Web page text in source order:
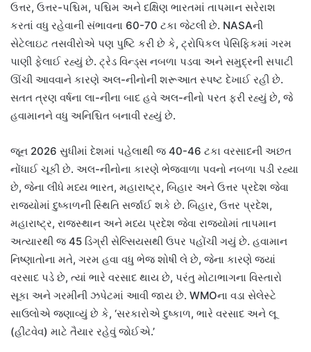
ઉત્તર, ઉત્તર-પશ્ચિમ, પશ્ચિમ અને દક્ષિણ ભારતમાં તાપમાન સરેરાશ
કરતાં વધુ રહેવાની સંભાવના 60-70 ટકા જેટલી છે. NASAની
સેટેલાઇટ તસવીરોએ પણ પુષ્ટિ કરી છે કે, ટ્રોપિકલ પેસિફિકમાં ગરમ
પાણી ફેલાઈ રહ્યું છે. ટ્રેડ વિન્ડ્સ નબળા પડવા અને સમુદ્રની સપાટી
ઊંચી આવવાને કારણે અલ-નીનોની શરૂઆત સ્પષ્ટ દેખાઈ રહી છે.
સતત ત્રણ વર્ષના લા-નીના બાદ હવે અલ-નીનો પરત ફરી રહ્યું છે, જે
હવામાનને વધુ અનિશ્ચિત બનાવી રહ્યું છે.
જૂન 2026 સુધીમાં દેશમાં પહેલાથી જ 40-46 ટકા વરસાદની અછત
નોંધાઈ ચૂકી છે. અલ-નીનોના કારણે ભેજવાળા પવનો નબળા પડી રહ્યા
છે, જેના લીધે મધ્ય ભારત, મહારાષ્ટ્ર, બિહાર અને ઉત્તર પ્રદેશ જેવા
રાજ્યોમાં દુષ્કાળની સ્થિતિ સર્જાઈ શકે છે. બિહાર, ઉત્તર પ્રદેશ,
મહારાષ્ટ્ર, રાજસ્થાન અને મધ્ય પ્રદેશ જેવા રાજ્યોમાં તાપમાન
અત્યારથી જ 45 ડિગ્રી સેલ્સિયસથી ઉપર પહોંચી ગયું છે. હવામાન
નિષ્ણાતોના મતે, ગરમ હવા વધુ ભેજ શોષી લે છે, જેના કારણે જ્યાં
વરસાદ પડે છે, ત્યાં ભારે વરસાદ થાય છે, પરંતુ મોટાભાગના વિસ્તારો
સૂકા અને ગરમીની ઝપેટમાં આવી જાય છે. WMOના વડા સેલેસ્ટે
સાઉલોએ જણાવ્યું છે કે, ‘સરકારોએ દુષ્કાળ, ભારે વરસાદ અને લૂ
(હીટવેવ) માટે તૈયાર રહેવું જોઈએ.’